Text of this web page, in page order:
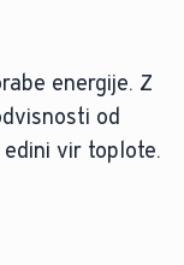
energije. Z
od
vir toplote.